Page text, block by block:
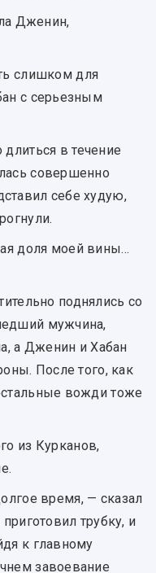
Дженин,
слишком для
с серьезным
в течение
совершенно
себе худую,
доля моей вины…
поднялись со
мужчина,
а Дженин и Хабан
После того, как
вожди тоже
из Курканов,
время, — сказал
трубку, и
к главному
завоевание